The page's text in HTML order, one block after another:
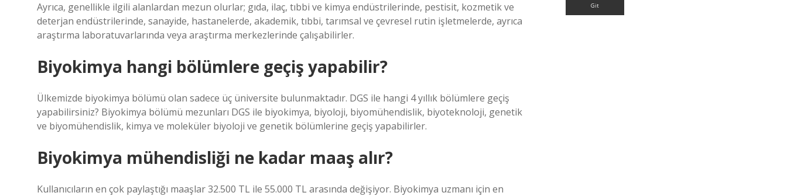
Ayrıca, genellikle ilgili alanlardan mezun olurlar; gıda, ilaç, tıbbi ve kimya endüstrilerinde, pestisit, kozmetik ve
deterjan endüstrilerinde, sanayide, hastanelerde, akademik, tıbbi, tarımsal ve çevresel rutin işletmelerde, ayrıca
araştırma laboratuvarlarında veya araştırma merkezlerinde çalışabilirler.
Biyokimya hangi bölümlere geçiş yapabilir?
Ülkemizde biyokimya bölümü olan sadece üç üniversite bulunmaktadır. DGS ile hangi 4 yıllık bölümlere geçiş
yapabilirsiniz? Biyokimya bölümü mezunları DGS ile biyokimya, biyoloji, biyomühendislik, biyoteknoloji, genetik
ve biyomühendislik, kimya ve moleküler biyoloji ve genetik bölümlerine geçiş yapabilirler.
Biyokimya mühendisliği ne kadar maaş alır?
Kullanıcıların en çok paylaştığı maaşlar 32.500 TL ile 55.000 TL arasında değişiyor. Biyokimya uzmanı için en